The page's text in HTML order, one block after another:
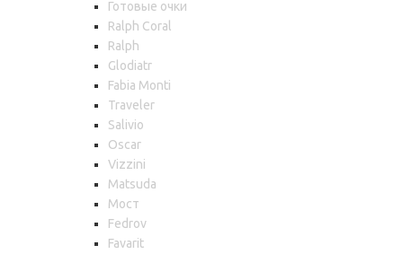
Готовые очки
Ralph Coral
Ralph
Glodiatr
Fabia Monti
Traveler
Salivio
Oscar
Vizzini
Matsuda
Мост
Fedrov
Favarit